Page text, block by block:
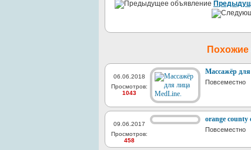
06.06.2018
Просмотров:
1043
Массажёр
Повсеместно
09.06.2017
Просмотров:
458
orange county
Повсеместно